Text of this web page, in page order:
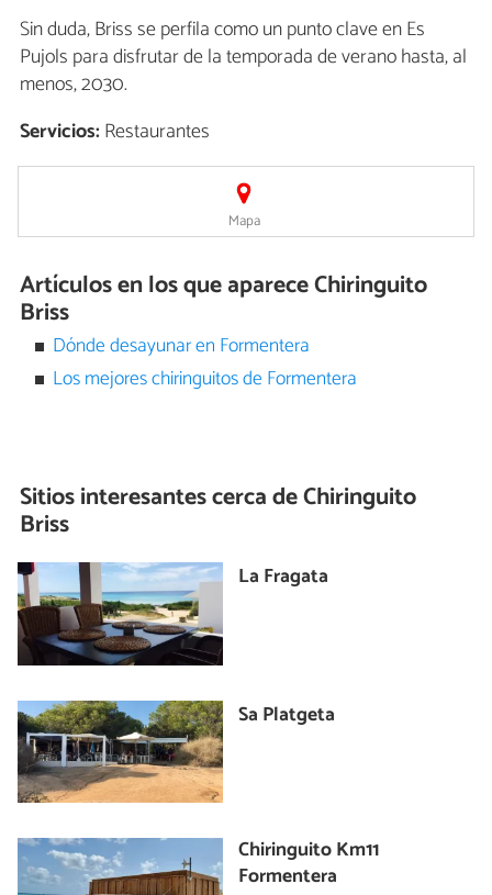
Sin duda, Briss se perfila como un punto clave en Es
Pujols para disfrutar de la temporada de verano hasta, al
menos, 2030.
Servicios:Restaurantes
Mapa
Artículos en los que aparece Chiringuito
Briss
Dónde desayunar en Formentera
Los mejores chiringuitos de Formentera
Sitios interesantes cerca deChiringuito
Briss
La Fragata
Sa Platgeta
Chiringuito Km11
Formentera